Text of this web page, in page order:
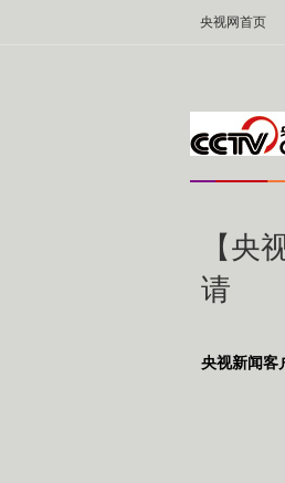
央视网首页
【央
请
央视新闻客